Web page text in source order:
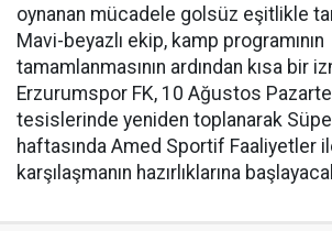
oynanan mücadele golsüz eşitlikle
Mavi-beyazlı ekip, kamp programının
tamamlanmasının ardından kısa bir
Erzurumspor FK, 10 Ağustos
tesislerinde yeniden toplanarak
haftasında Amed Sportif Faaliyetler
karşılaşmanın hazırlıklarına